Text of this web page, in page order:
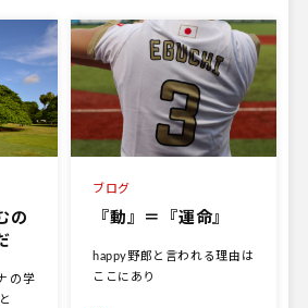
の
の学
ブログ
『動』＝『運命』
happy野郎と言われる理由は
ここにあり